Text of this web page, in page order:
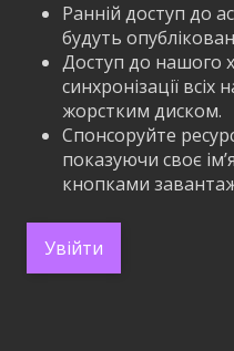
Ранній доступ до
будуть
Доступ до нашого
синхронізації
жорстким диском.
Спонсоруйте
показуючи своє
кнопками
Увійти